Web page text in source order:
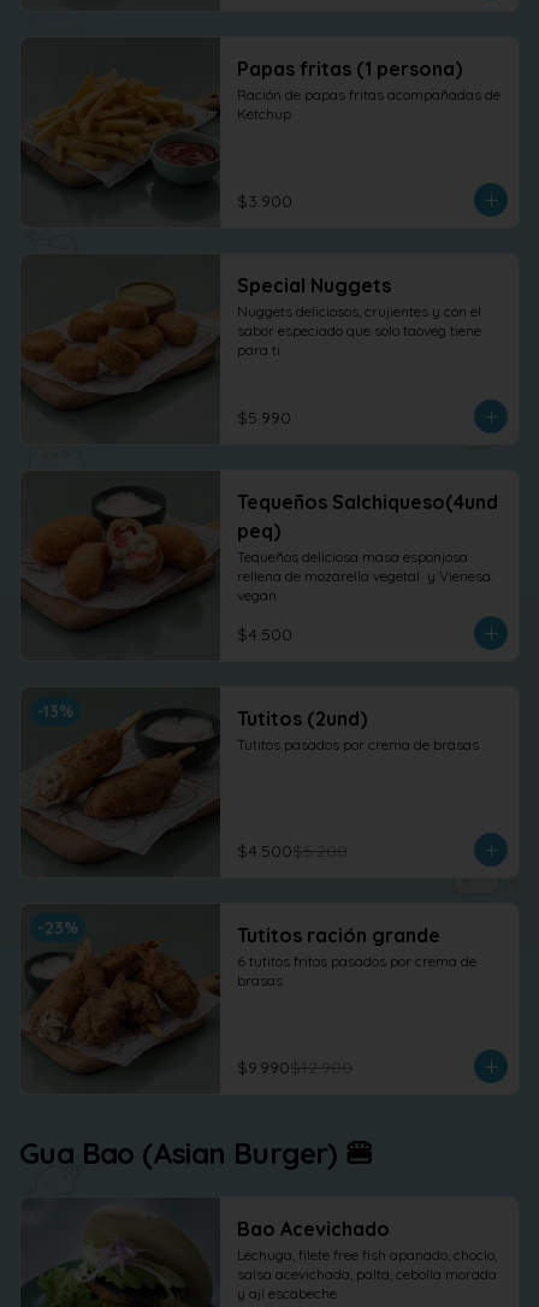
Papas fritas (1 persona)
Ración de papas fritas acompañadas de
Kétchup
$3.900
Special Nuggets
Nuggets deliciosos, crujientes y con el
sabor especiado que solo taoveg tiene
para ti
$5.990
Tequeños Salchiqueso(4und
peq)
Tequeños deliciosa masa esponjosa
rellena de mozarella vegetal  y Vienesa.
vegan
$4.500
-13% Tutitos (2und)
Tutitos pasados por crema de brasas .
$4.500$5.200
-23% Tutitos ración grande
6 tutitos fritos pasados por crema de
brasas
$9.990$12.900
Gua Bao (Asian Burger) 🍔
Bao Acevichado
Lechuga, filete free fish apanado, choclo,
salsa acevichada, palta, cebolla morada
y ají escabeche